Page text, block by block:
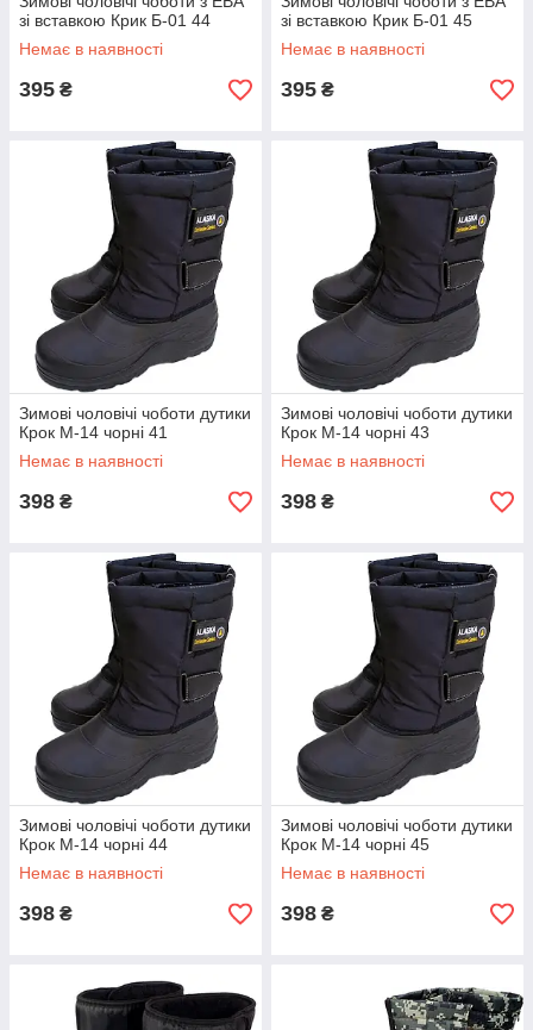
зі вставкою Крик Б-01 44
Немає в наявності
395 ₴
зі вставкою Крик Б-01 45
Немає в наявності
395 ₴
Зимові чоловічі чоботи дутики
Крок М-14 чорні 41
Немає в наявності
398 ₴
Зимові чоловічі чоботи дутики
Крок М-14 чорні 43
Немає в наявності
398 ₴
Зимові чоловічі чоботи дутики
Крок М-14 чорні 44
Немає в наявності
398 ₴
Зимові чоловічі чоботи дутики
Крок М-14 чорні 45
Немає в наявності
398 ₴